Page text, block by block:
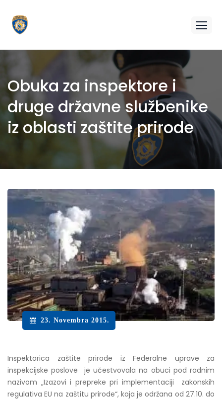
Obuka za inspektore i
druge državne službenike
iz oblasti zaštite prirode
23. Novembra 2015.
Inspektorica zaštite prirode iz Federalne uprave za
inspekcijske poslove je učestvovala na obuci pod radnim
nazivom „Izazovi i prepreke pri implementaciji zakonskih
regulativa EU na zaštitu prirode“, koja je održana od 27.10. do